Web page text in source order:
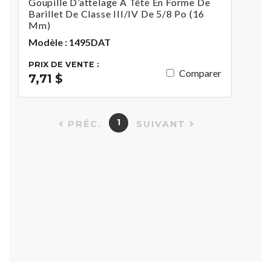
Goupille D’attelage À Tête En Forme De
Barillet De Classe III/IV De 5/8 Po (16
Mm)
Modèle : 1495DAT
PRIX DE VENTE :
7,71 $ Comparer
PRÉC. 1 SUIVANT